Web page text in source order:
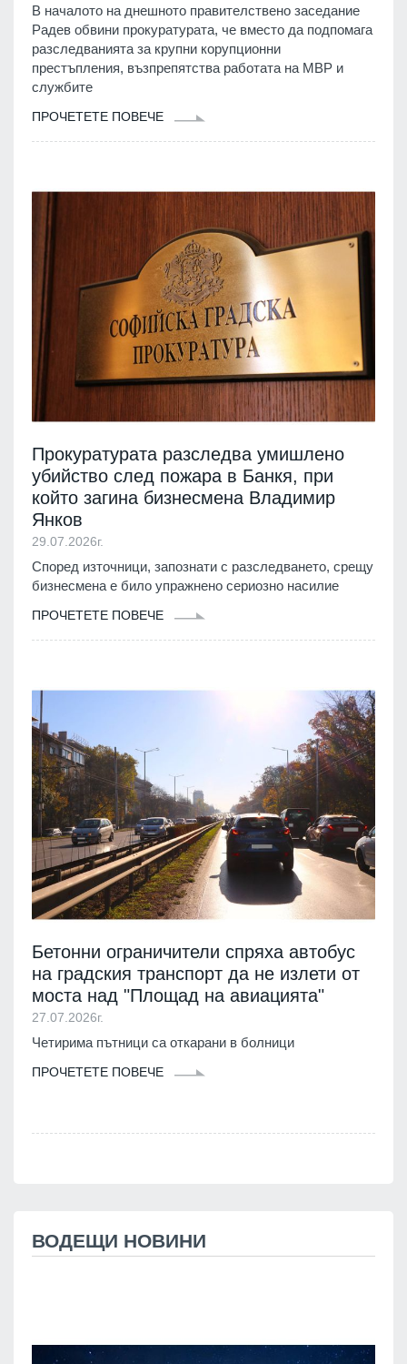
В началото на днешното правителствено заседание
Радев обвини прокуратурата, че вместо да подпомага
разследванията за крупни корупционни
престъпления, възпрепятства работата на МВР и
службите
ПРОЧЕТЕТЕ ПОВЕЧЕ
Прокуратурата разследва умишлено
убийство след пожара в Банкя, при
който загина бизнесмена Владимир
Янков
29.07.2026г.
Според източници, запознати с разследването, срещу
бизнесмена е било упражнено сериозно насилие
ПРОЧЕТЕТЕ ПОВЕЧЕ
Бетонни ограничители спряха автобус
на градския транспорт да не излети от
моста над "Площад на авиацията"
27.07.2026г.
Четирима пътници са откарани в болници
ПРОЧЕТЕТЕ ПОВЕЧЕ
ВОДЕЩИ НОВИНИ